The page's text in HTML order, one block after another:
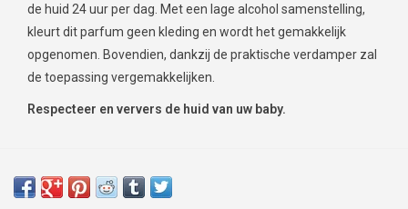
de huid 24 uur per dag. Met een lage alcohol samenstelling,
kleurt dit parfum geen kleding en wordt het gemakkelijk
opgenomen. Bovendien, dankzij de praktische verdamper zal
de toepassing vergemakkelijken.
Respecteer en ververs de huid van uw baby.